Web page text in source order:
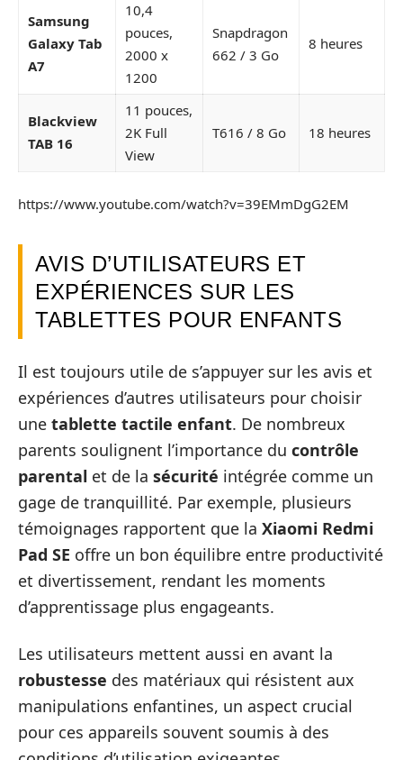
Samsung
Galaxy Tab
A7
10,4
pouces,
2000 x
1200
Snapdragon
662 / 3 Go
8 heures
Blackview
TAB 16
11 pouces,
2K Full
View
T616 / 8 Go 18 heures
https://www.youtube.com/watch?v=39EMmDgG2EM
AVIS D’UTILISATEURS ET
EXPÉRIENCES SUR LES
TABLETTES POUR ENFANTS
Il est toujours utile de s’appuyer sur les avis et
expériences d’autres utilisateurs pour choisir
une tablette tactile enfant. De nombreux
parents soulignent l’importance du contrôle
parental et de la sécurité intégrée comme un
gage de tranquillité. Par exemple, plusieurs
témoignages rapportent que la Xiaomi Redmi
Pad SE offre un bon équilibre entre productivité
et divertissement, rendant les moments
d’apprentissage plus engageants.
Les utilisateurs mettent aussi en avant la
robustesse des matériaux qui résistent aux
manipulations enfantines, un aspect crucial
pour ces appareils souvent soumis à des